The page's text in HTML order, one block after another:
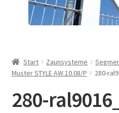
Start Zaunsysteme
Muster STYLE AW.10.08/P
280-
280-